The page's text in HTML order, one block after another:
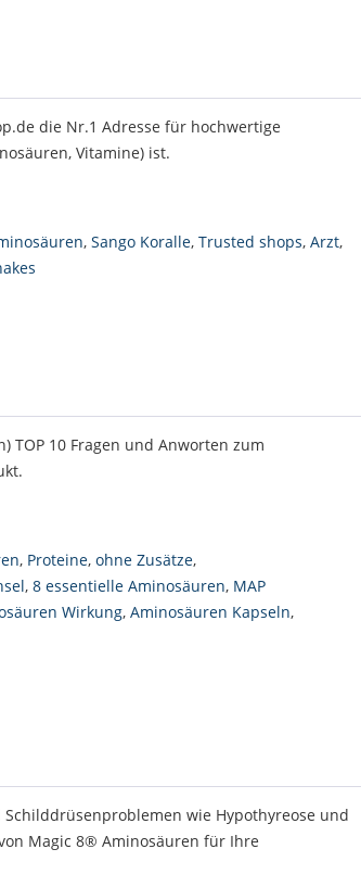
die Nr.1 Adresse für hochwertige
Vitamine) ist.
, Sango Koralle, Trusted shops, Arzt,
TOP 10 Fragen und Anworten zum
, Proteine, ohne Zusätze,
, 8 essentielle Aminosäuren, MAP
Wirkung, Aminosäuren Kapseln,
wie Hypothyreose und
Magic 8® Aminosäuren für Ihre